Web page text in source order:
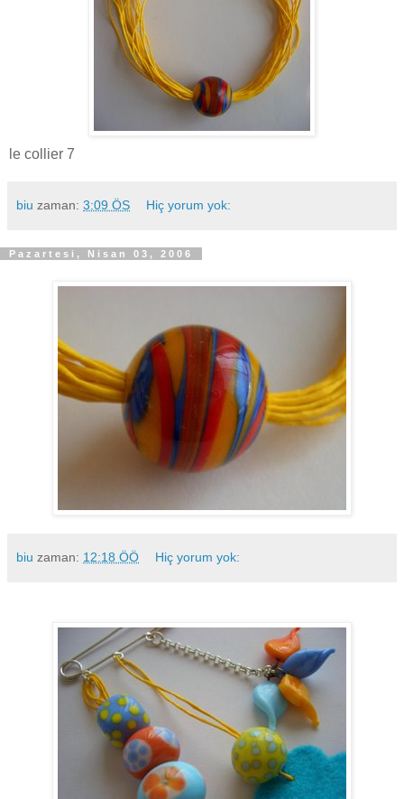
le collier 7
biu zaman: 3:09 ÖS Hiç yorum yok:
Pazartesi, Nisan 03, 2006
biu zaman: 12:18 ÖÖ Hiç yorum yok: